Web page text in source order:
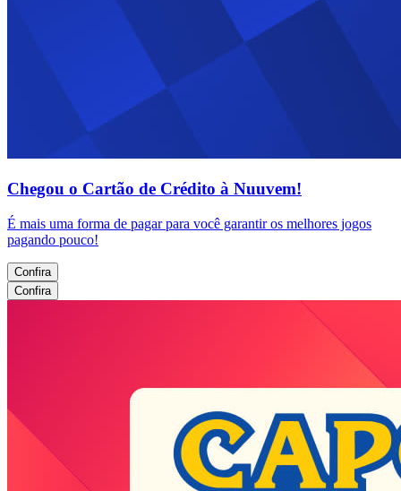
Chegou o Cartão de Crédito à Nuuvem!
É mais uma forma de pagar para você garantir os melhores jogos
pagando pouco!